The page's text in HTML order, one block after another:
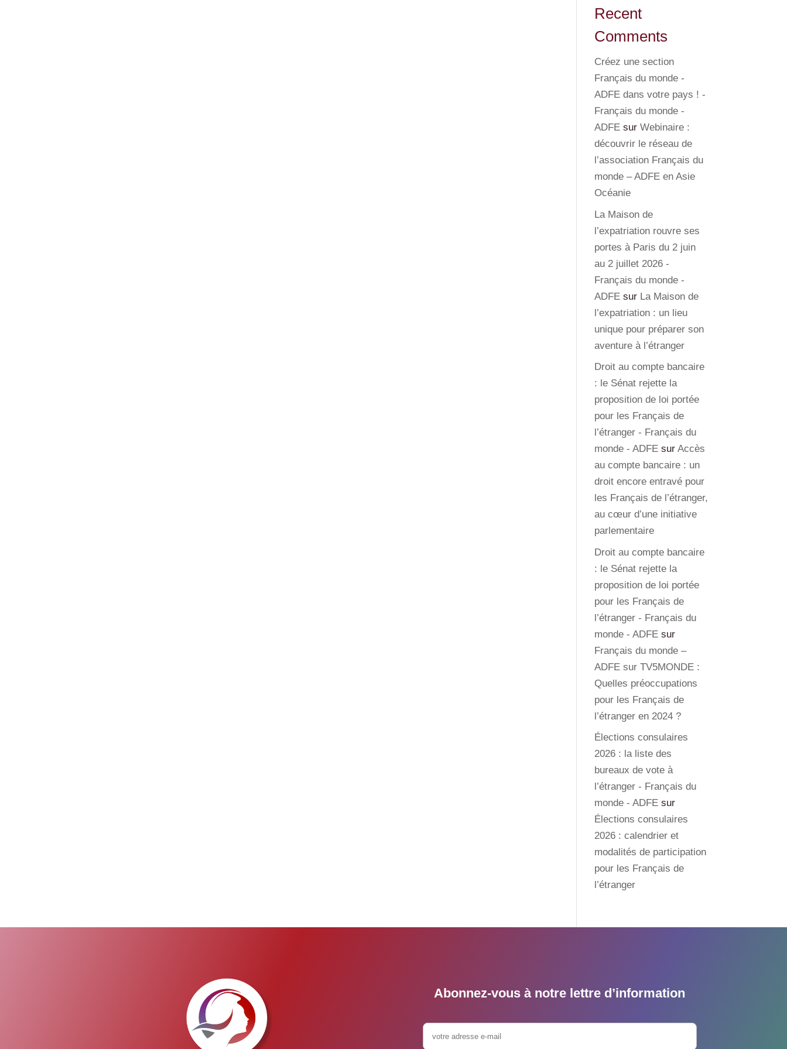
Recent
Comments
Créez une section
Français du monde -
ADFE dans votre pays ! -
Français du monde -
ADFE surWebinaire :
découvrir le réseau de
l’association Français du
monde – ADFE en Asie
Océanie
La Maison de
l’expatriation rouvre ses
portes à Paris du 2 juin
au 2 juillet 2026 -
Français du monde -
ADFE sur La Maison de
l’expatriation : un lieu
unique pour préparer son
aventure à l’étranger
Droit au compte bancaire
: le Sénat rejette la
proposition de loi portée
pour les Français de
l’étranger - Français du
monde - ADFE surAccès
au compte bancaire : un
droit encore entravé pour
les Français de l’étranger,
au cœur d’une initiative
parlementaire
Droit au compte bancaire
: le Sénat rejette la
proposition de loi portée
pour les Français de
l’étranger - Français du
monde - ADFE sur
Français du monde –
ADFE sur TV5MONDE :
Quelles préoccupations
pour les Français de
l’étranger en 2024 ?
Élections consulaires
2026 : la liste des
bureaux de vote à
l’étranger - Français du
monde - ADFE sur
Élections consulaires
2026 : calendrier et
modalités de participation
pour les Français de
l’étranger
Abonnez-vous à notre lettre d’information